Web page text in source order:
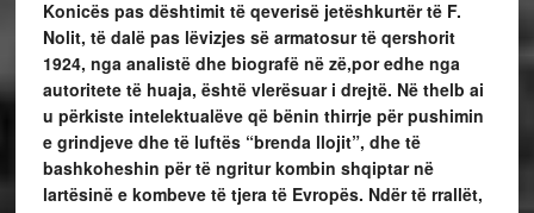
Konicës pas dështimit të qeverisë jetëshkurtër të F.
Nolit, të dalë pas lëvizjes së armatosur të qershorit
1924, nga analistë dhe biografë në zë,por edhe nga
autoritete të huaja, është vlerësuar i drejtë. Në thelb ai
u përkiste intelektualëve që bënin thirrje për pushimin
e grindjeve dhe të luftës “brenda llojit”, dhe të
bashkoheshin për të ngritur kombin shqiptar në
lartësinë e kombeve të tjera të Evropës. Ndër të rrallët,